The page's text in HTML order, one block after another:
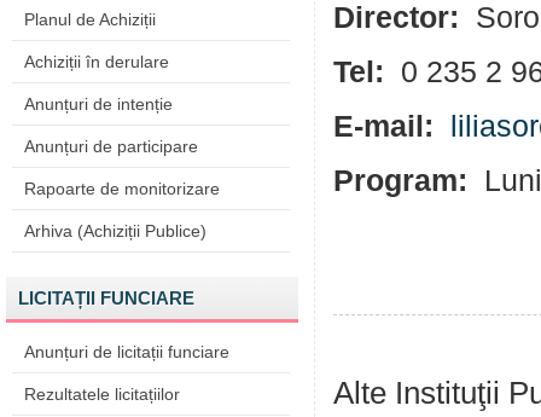
Planul de Achiziții
Achiziții în derulare
Anunțuri de intenție
Anunțuri de participare
Rapoarte de monitorizare
Arhiva (Achiziții Publice)
LICITAȚII FUNCIARE
Anunțuri de licitații funciare
Rezultatele licitațiilor
Director:
Tel: 0 235 2
E-mail:
Program:
Alte Instituţii